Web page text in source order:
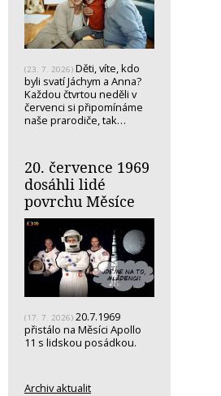
(23. 7. 2026) Děti, víte, kdo
byli svatí Jáchym a Anna?
Každou čtvrtou neděli v
červenci si připomínáme
naše prarodiče, tak…
20. července 1969
dosáhli lidé
povrchu Měsíce
(17. 7. 2026) 20.7.1969
přistálo na Měsíci Apollo
11 s lidskou posádkou.
Archiv aktualit